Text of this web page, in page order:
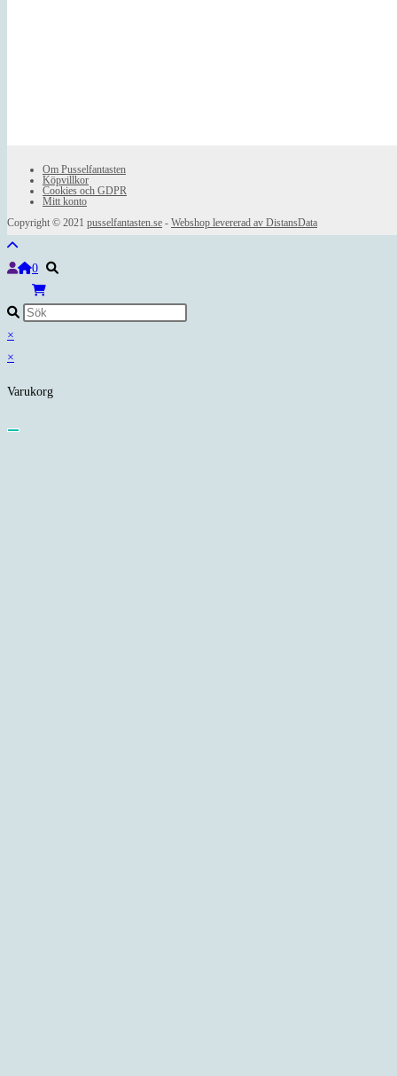
Om Pusselfantasten
Köpvillkor
Cookies och GDPR
Mitt konto
Copyright © 2021 pusselfantasten.se - Webshop levererad av DistansData
0
×
×
Varukorg